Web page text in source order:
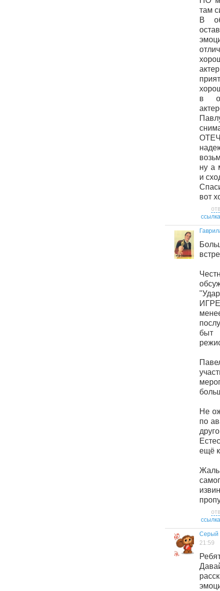
там
В
в
ну а
и
вот
ссылка
Не
по
ещё
ссылка
Серый
21:59